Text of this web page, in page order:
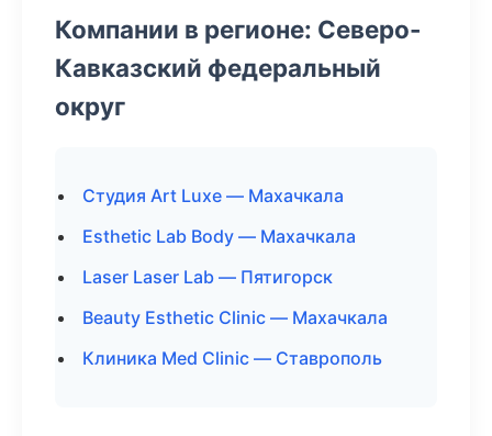
Компании в регионе: Северо-
Кавказский федеральный
округ
Студия Art Luxe — Махачкала
Esthetic Lab Body — Махачкала
Laser Laser Lab — Пятигорск
Beauty Esthetic Clinic — Махачкала
Клиника Med Clinic — Ставрополь